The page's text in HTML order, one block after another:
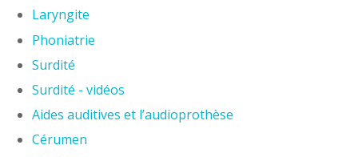
Laryngite
Phoniatrie
Surdité
Surdité - vidéos
Aides auditives et l’audioprothèse
Cérumen